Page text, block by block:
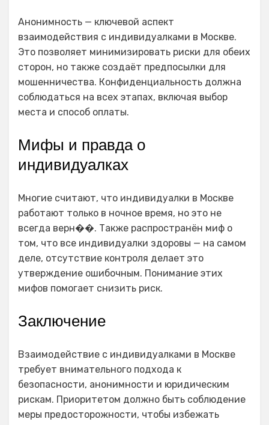
Анонимность — ключевой аспект
взаимодействия с индивидуалками в Москве.
Это позволяет минимизировать риски для обеих
сторон, но также создаёт предпосылки для
мошенничества. Конфиденциальность должна
соблюдаться на всех этапах, включая выбор
места и способ оплаты.
Мифы и правда о
индивидуалках
Многие считают, что индивидуалки в Москве
работают только в ночное время, но это не
всегда верн��. Также распространён миф о
том, что все индивидуалки здоровы — на самом
деле, отсутствие контроля делает это
утверждение ошибочным. Понимание этих
мифов помогает снизить риск.
Заключение
Взаимодействие с индивидуалками в Москве
требует внимательного подхода к
безопасности, анонимности и юридическим
рискам. Приоритетом должно быть соблюдение
меры предосторожности, чтобы избежать